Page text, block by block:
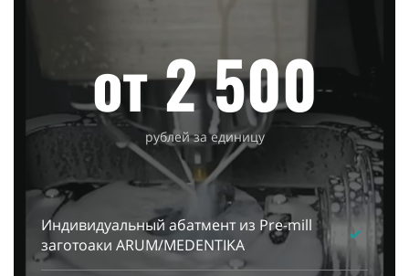
от 2 500
рублей за единицу
Индивидуальный абатмент из Pre-mill
заготоаки ARUM/MEDENTIKA